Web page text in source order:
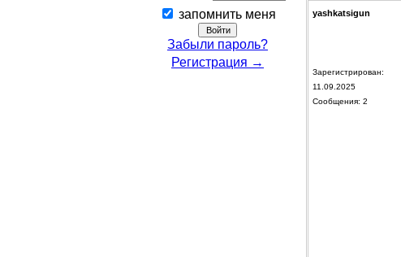
запомнить меня
Забыли пароль?
Регистрация →
yashkatsigun
Зарегистрирован:
11.09.2025
Сообщения: 2